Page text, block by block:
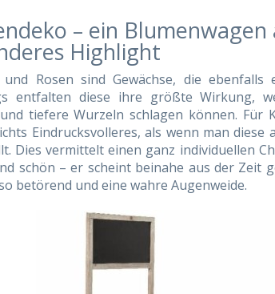
– ein Blumenwagen
Highlight
und Rosen sind Gewächse, die
entfalten diese ihre größte Wirkung,
tiefere Wurzeln schlagen können. Für
Eindrucksvolleres, als wenn man diese
Dies vermittelt einen ganz individuellen
schön – er scheint beinahe aus der Zeit
betörend und eine wahre Augenweide.